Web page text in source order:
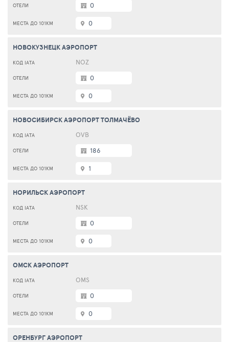
0
0
НОВОКУЗНЕЦК АЭРОПОРТ
NOZ
0
0
НОВОСИБИРСК АЭРОПОРТ ТОЛМАЧЁВО
OVB
186
1
НОРИЛЬСК АЭРОПОРТ
NSK
0
0
ОМСК АЭРОПОРТ
OMS
0
0
ОРЕНБУРГ АЭРОПОРТ